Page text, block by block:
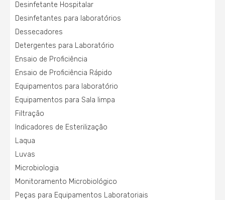
Desinfetante Hospitalar
Desinfetantes para laboratórios
Dessecadores
Detergentes para Laboratório
Ensaio de Proficiência
Ensaio de Proficiência Rápido
Equipamentos para laboratório
Equipamentos para Sala limpa
Filtração
Indicadores de Esterilização
Laqua
Luvas
Microbiologia
Monitoramento Microbiológico
Peças para Equipamentos Laboratoriais